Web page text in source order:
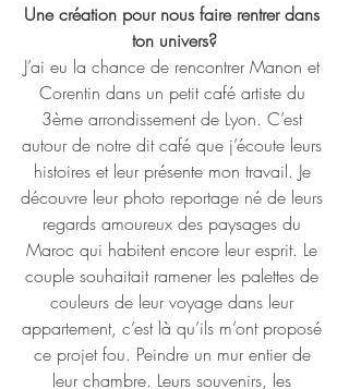
Une création pour nous faire rentrer dans
ton univers?
J’ai eu la chance de rencontrer Manon et
Corentin dans un petit café artiste du
3ème arrondissement de Lyon. C’est
autour de notre dit café que j’écoute leurs
histoires et leur présente mon travail. Je
découvre leur photo reportage né de leurs
regards amoureux des paysages du
Maroc qui habitent encore leur esprit. Le
couple souhaitait ramener les palettes de
couleurs de leur voyage dans leur
appartement, c’est là qu’ils m’ont proposé
ce projet fou. Peindre un mur entier de
leur chambre. Leurs souvenirs, les